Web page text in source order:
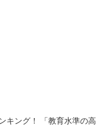
キング！ 「教育水準の高